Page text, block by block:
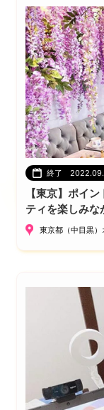
終了
【東京】ポイ
ティを楽しみな
東京都（中目黒